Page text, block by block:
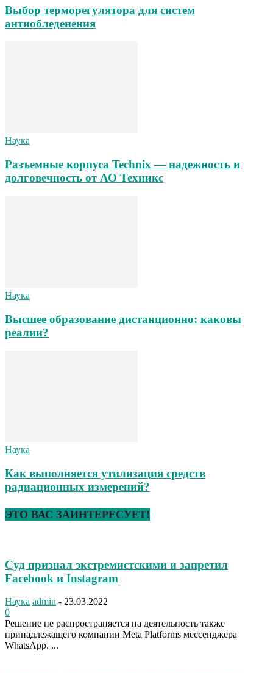
Выбор терморегулятора для систем
антиобледенения
Наука
Разъемные корпуса Technix — надежность и
долговечность от АО Техникс
Наука
Высшее образование дистанционно: каковы
реалии?
Наука
Как выполняется утилизация средств
радиационных измерений?
ЭТО ВАС ЗАИНТЕРЕСУЕТ!
Суд признал экстремистскими и запретил
Facebook и Instagram
Наука admin - 23.03.2022
0
Решение не распространяется на деятельность также
принадлежащего компании Meta Platforms мессенджера
WhatsApp. ...